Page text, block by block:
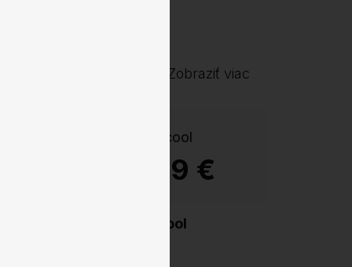
Zobraziť viac
20,99 €
.be cool